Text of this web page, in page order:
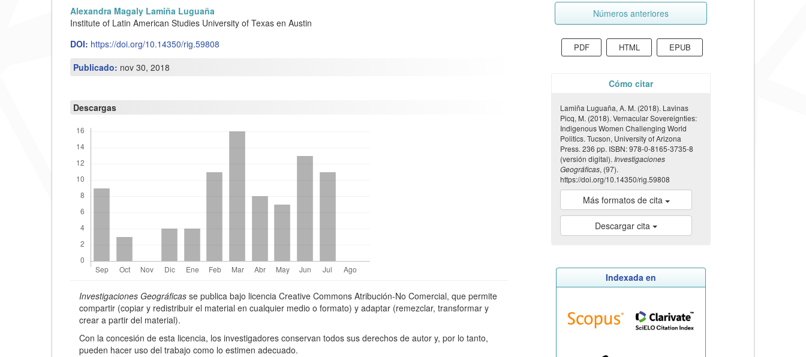
Barra
lateral
del
artículo
C
o
n
t
n
d
o
p
a
Alexandra Magaly Lamiña Luguaña
Institute of Latin American Studies University of Texas en Austin
DOI: https://doi.org/10.14350/rig.59808
Publicado: nov 30, 2018
Descargas
Detalles
del
artículo
Investigaciones Geográficas se publica bajo licencia Creative Commons Atribución-No Comercial, que permite
compartir (copiar y redistribuir el material en cualquier medio o formato) y adaptar (remezclar, transformar y
crear a partir del material).
Con la concesión de esta licencia, los investigadores conservan todos sus derechos de autor y, por lo tanto,
pueden hacer uso del trabajo como lo estimen adecuado.
Números anteriores
PDF HTML EPUB
Cómo citar
Lamiña Luguaña, A. M. (2018). Lavinas
Picq, M. (2018). Vernacular Sovereignties:
Indigenous Women Challenging World
Politics. Tucson, University of Arizona
Press. 236 pp. ISBN: 978-0-8165-3735-8
(versión digital).Investigaciones
Geográficas, (97).
https://doi.org/10.14350/rig.59808
Más formatos de cita
Descargar cita
Indexada en